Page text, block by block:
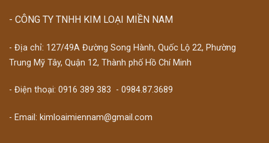
- CÔNG TY TNHH KIM LOẠI MIỀN NAM
- Địa chỉ: 127/49A Đường Song Hành, Quốc Lộ 22, Phường
Trung Mỹ Tây, Quận 12, Thành phố Hồ Chí Minh
- Điện thoại: 0916 389 383 - 0984.87.3689
- Email: kimloaimiennam@gmail.com